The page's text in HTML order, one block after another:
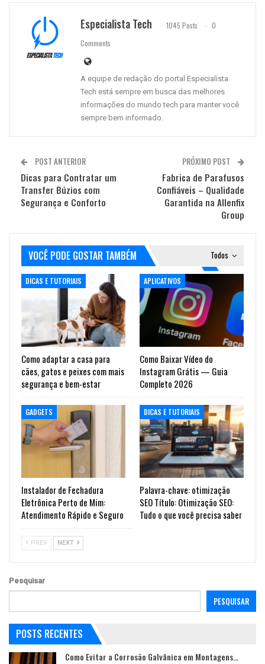
Especialista Tech 1045 Posts
0
Comments
A equipe de redação do portal Especialista
Tech está sempre em busca das melhores
informações do mundo tech para manter você
sempre bem informado.
POST ANTERIOR
Dicas para Contratar um
Transfer Búzios com
Segurança e Conforto
PRÓXIMO POST
Fabrica de Parafusos
Confiáveis – Qualidade
Garantida na Allenfix
Group
Todos
VOCÊ PODE GOSTAR TAMBÉM
DICAS E TUTORIAIS
Como adaptar a casa para
cães, gatos e peixes com mais
segurança e bem-estar
APLICATIVOS
Como Baixar Vídeo do
Instagram Grátis — Guia
Completo 2026
GADGETS
Instalador de Fechadura
Eletrônica Perto de Mim:
Atendimento Rápido e Seguro
DICAS E TUTORIAIS
Palavra-chave: otimização
SEO Título: Otimização SEO:
Tudo o que você precisa saber
PREV NEXT
Pesquisar
PESQUISAR
POSTS RECENTES
Como Evitar a Corrosão Galvânica em Montagens…